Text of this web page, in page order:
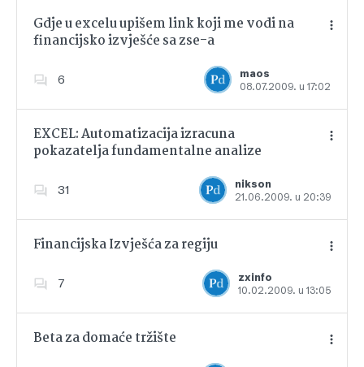
Gdje u excelu upišem link koji me vodi na
financijsko izvješće sa zse-a
6
maos
08.07.2009. u 17:02
Dodajte u favorite
EXCEL: Automatizacija izracuna
pokazatelja fundamentalne analize
31
nikson
21.06.2009. u 20:39
Dodajte u favorite
Financijska Izvješća za regiju
7
zxinfo
10.02.2009. u 13:05
Dodajte u favorite
Beta za domaće tržište